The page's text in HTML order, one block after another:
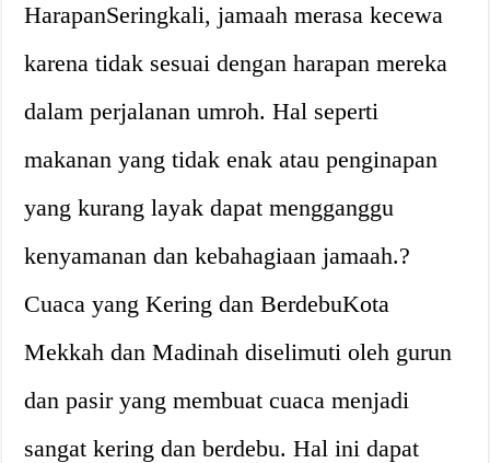
HarapanSeringkali, jamaah merasa kecewa
karena tidak sesuai dengan harapan mereka
dalam perjalanan umroh. Hal seperti
makanan yang tidak enak atau penginapan
yang kurang layak dapat mengganggu
kenyamanan dan kebahagiaan jamaah.?
Cuaca yang Kering dan BerdebuKota
Mekkah dan Madinah diselimuti oleh gurun
dan pasir yang membuat cuaca menjadi
sangat kering dan berdebu. Hal ini dapat